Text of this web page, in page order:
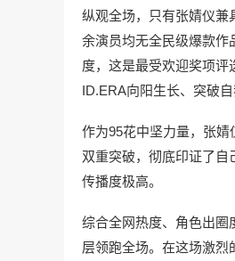
纵观全场，只有张婧仪兼
余演员均无全民级爆款作
度，这是最受欢迎奖项
ID.ERA向阳生长、突破
作为95花中坚力量，张
双重突破，彻底印证了
传播度极高。
综合全网热度、角色出圈
层领跑全场。在这场激